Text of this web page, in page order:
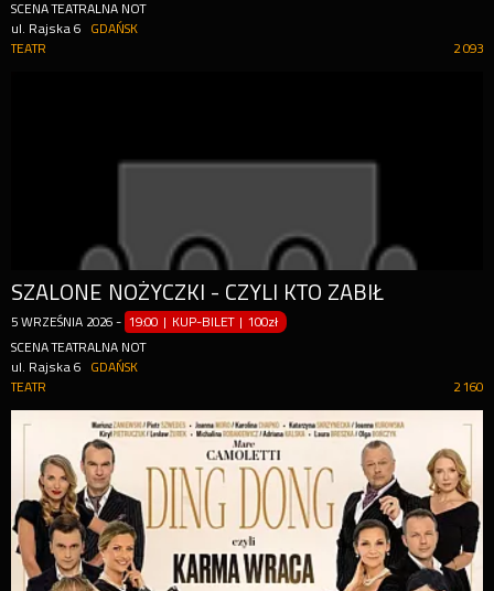
SCENA TEATRALNA NOT
ul. Rajska 6
GDAŃSK
2 093
TEATR
SZALONE NOŻYCZKI - CZYLI KTO ZABIŁ
5 WRZEŚNIA 2026 - 19:00 | KUP-BILET |100zł
SCENA TEATRALNA NOT
ul. Rajska 6
GDAŃSK
2 160
TEATR